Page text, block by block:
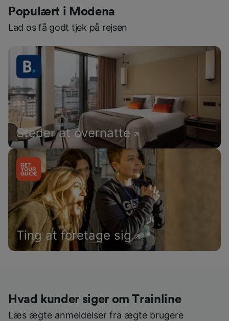
Populært i Modena
Lad os få godt tjek på rejsen
Steder at overnatte
Ting at foretage sig
Hvad kunder siger om Trainline
Læs ægte anmeldelser fra ægte brugere